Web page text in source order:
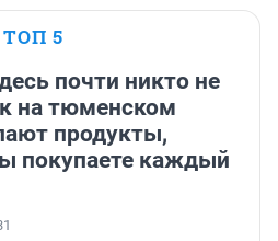
ТОП 5
почти никто не
на тюменском
продукты,
покупаете каждый